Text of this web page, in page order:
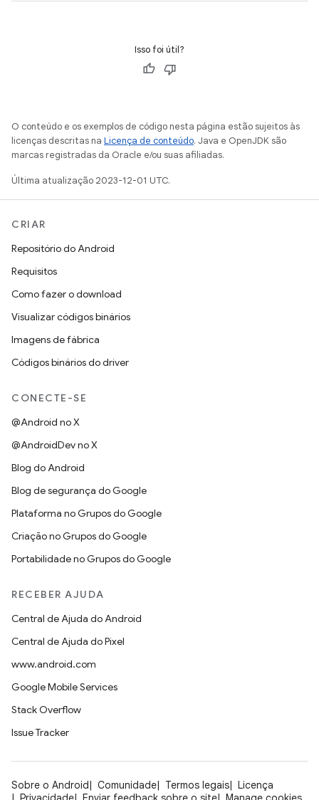
Isso foi útil?
O conteúdo e os exemplos de código nesta página estão sujeitos às
licenças descritas na Licença de conteúdo. Java e OpenJDK são
marcas registradas da Oracle e/ou suas afiliadas.
Última atualização 2023-12-01 UTC.
CRIAR
Repositório do Android
Requisitos
Como fazer o download
Visualizar códigos binários
Imagens de fábrica
Códigos binários do driver
CONECTE-SE
@Android no X
@AndroidDev no X
Blog do Android
Blog de segurança do Google
Plataforma no Grupos do Google
Criação no Grupos do Google
Portabilidade no Grupos do Google
RECEBER AJUDA
Central de Ajuda do Android
Central de Ajuda do Pixel
www.android.com
Google Mobile Services
Stack Overflow
Issue Tracker
Sobre o Android Comunidade Termos legais
Licença